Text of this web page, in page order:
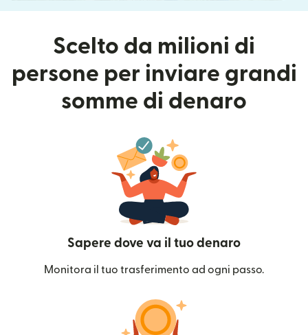
Scelto da milioni di
persone per inviare grandi
somme di denaro
Sapere dove va il tuo denaro
Monitora il tuo trasferimento ad ogni passo.